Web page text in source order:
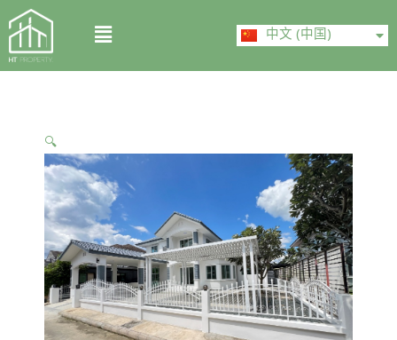
Skip
to
content
Menu 中文 (中国)
English
🔍